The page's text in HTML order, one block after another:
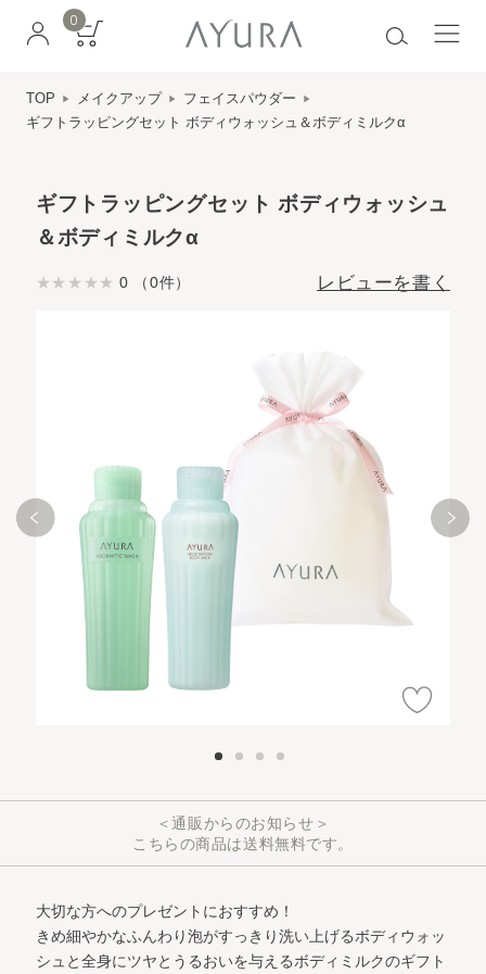
0
TOP メイクアップ
フェイスパウダー
ギフトラッピングセット ボディウォッシュ＆ボディミルクα
ギフトラッピングセット ボディウォッシュ
＆ボディミルクα
0 （0件） レビューを書く
＜通販からのお知らせ＞
こちらの商品は送料無料です。
大切な方へのプレゼントにおすすめ！
きめ細やかなふんわり泡がすっきり洗い上げるボディウォッ
シュと全身にツヤとうるおいを与えるボディミルクのギフト